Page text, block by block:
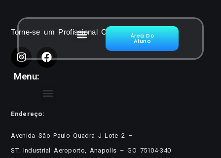
Área Do
Aluno
Torne-se um Profissional Certificado
Menu:
Endereço:
Avenida São Paulo Quadra J Lote 2 –
ST. Industrial Aeroporto, Anapolis – GO 75104-340